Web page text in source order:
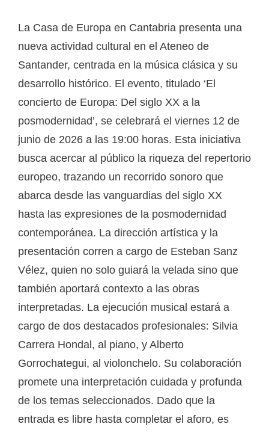
La Casa de Europa en Cantabria presenta una
nueva actividad cultural en el Ateneo de
Santander, centrada en la música clásica y su
desarrollo histórico. El evento, titulado ‘El
concierto de Europa: Del siglo XX a la
posmodernidad’, se celebrará el viernes 12 de
junio de 2026 a las 19:00 horas. Esta iniciativa
busca acercar al público la riqueza del repertorio
europeo, trazando un recorrido sonoro que
abarca desde las vanguardias del siglo XX
hasta las expresiones de la posmodernidad
contemporánea. La dirección artística y la
presentación corren a cargo de Esteban Sanz
Vélez, quien no solo guiará la velada sino que
también aportará contexto a las obras
interpretadas. La ejecución musical estará a
cargo de dos destacados profesionales: Silvia
Carrera Hondal, al piano, y Alberto
Gorrochategui, al violonchelo. Su colaboración
promete una interpretación cuidada y profunda
de los temas seleccionados. Dado que la
entrada es libre hasta completar el aforo, es